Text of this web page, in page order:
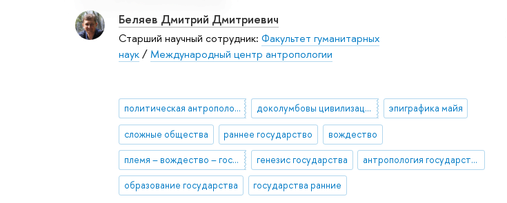
Беляев Дмитрий Дмитриевич
Старший научный сотрудник: Факультет гуманитарных
наук/Международный центр антропологии
политическая антропология доколумбовы цивилизации Америки эпиграфика майя
сложные общества раннее государство вождество
племя – вождество – государство генезис государства антропология государства
образование государства государства ранние